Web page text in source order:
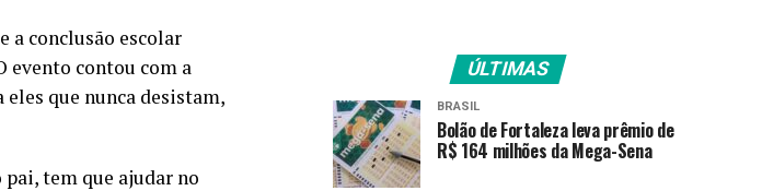
a conclusão escolar
evento contou com a
que nunca desistam,
tem que ajudar no
ÚLTIMAS
BRASIL
Bolão de Fortaleza leva prêmio de
R$ 164 milhões da Mega-Sena